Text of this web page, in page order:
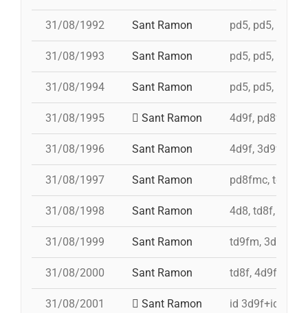
31/08/1992 Sant Ramon pd5, pd5, pd5,
31/08/1993 Sant Ramon pd5, pd5, pd5,
31/08/1994 Sant Ramon pd5, pd5, pd5,
31/08/1995 Sant Ramon 4d9f, pd8fmc,
31/08/1996 Sant Ramon 4d9f, 3d9f,
31/08/1997 Sant Ramon pd8fmc, td8f,
31/08/1998 Sant Ramon 4d8, td8f,
31/08/1999 Sant Ramon td9fm, 3d9f,
31/08/2000 Sant Ramon td8f, 4d9f, 3d8,
31/08/2001 Sant Ramon id 3d9f+id